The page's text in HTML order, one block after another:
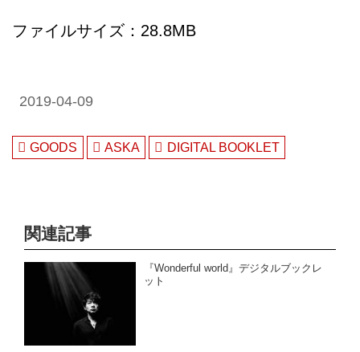
ファイルサイズ：28.8MB
2019-04-09
GOODS ASKA DIGITAL BOOKLET
関連記事
『Wonderful world』デジタルブックレ
ット